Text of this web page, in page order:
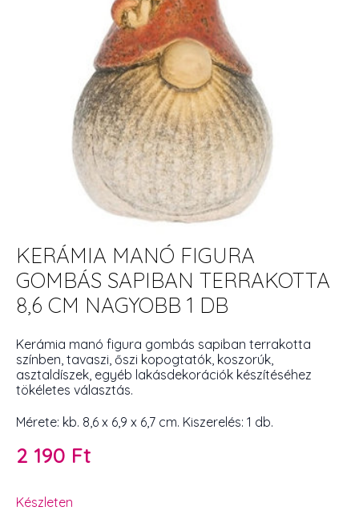
KERÁMIA MANÓ FIGURA
GOMBÁS SAPIBAN TERRAKOTTA
8,6 CM NAGYOBB 1 DB
Kerámia manó figura gombás sapiban terrakotta
színben, tavaszi, őszi kopogtatók, koszorúk,
asztaldíszek, egyéb lakásdekorációk készítéséhez
tökéletes választás.
Mérete: kb. 8,6 x 6,9 x 6,7 cm. Kiszerelés: 1 db.
2 190 Ft
Készleten